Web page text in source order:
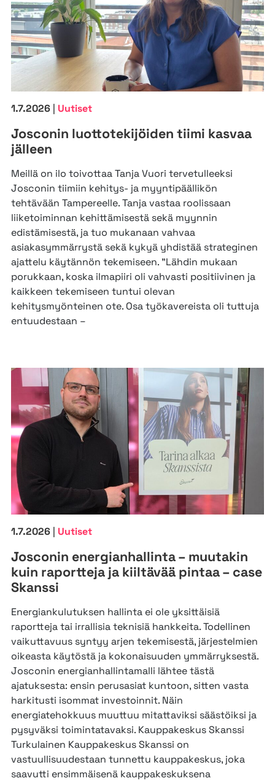
1.7.2026 | Uutiset
Josconin luottotekijöiden tiimi kasvaa
jälleen
Meillä on ilo toivottaa Tanja Vuori tervetulleeksi
Josconin tiimiin kehitys- ja myyntipäällikön
tehtävään Tampereelle. Tanja vastaa roolissaan
liiketoiminnan kehittämisestä sekä myynnin
edistämisestä, ja tuo mukanaan vahvaa
asiakasymmärrystä sekä kykyä yhdistää strateginen
ajattelu käytännön tekemiseen. ”Lähdin mukaan
porukkaan, koska ilmapiiri oli vahvasti positiivinen ja
kaikkeen tekemiseen tuntui olevan
kehitysmyönteinen ote. Osa työkavereista oli tuttuja
entuudestaan –
1.7.2026 | Uutiset
Josconin energianhallinta – muutakin
kuin raportteja ja kiiltävää pintaa – case
Skanssi
Energiankulutuksen hallinta ei ole yksittäisiä
raportteja tai irrallisia teknisiä hankkeita. Todellinen
vaikuttavuus syntyy arjen tekemisestä, järjestelmien
oikeasta käytöstä ja kokonaisuuden ymmärryksestä.
Josconin energianhallintamalli lähtee tästä
ajatuksesta: ensin perusasiat kuntoon, sitten vasta
harkitusti isommat investoinnit. Näin
energiatehokkuus muuttuu mitattaviksi säästöiksi ja
pysyväksi toimintatavaksi. Kauppakeskus Skanssi
Turkulainen Kauppakeskus Skanssi on
vastuullisuudestaan tunnettu kauppakeskus, joka
saavutti ensimmäisenä kauppakeskuksena